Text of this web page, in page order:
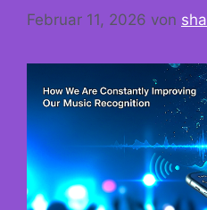
Februar 11, 2026 von